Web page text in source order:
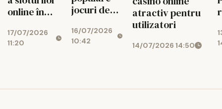
online în
17/07/2026
11:20
jocuri de
online
16/07/2026
10:42
atractiv pentru
utilizatori
14/07/2026 14:50